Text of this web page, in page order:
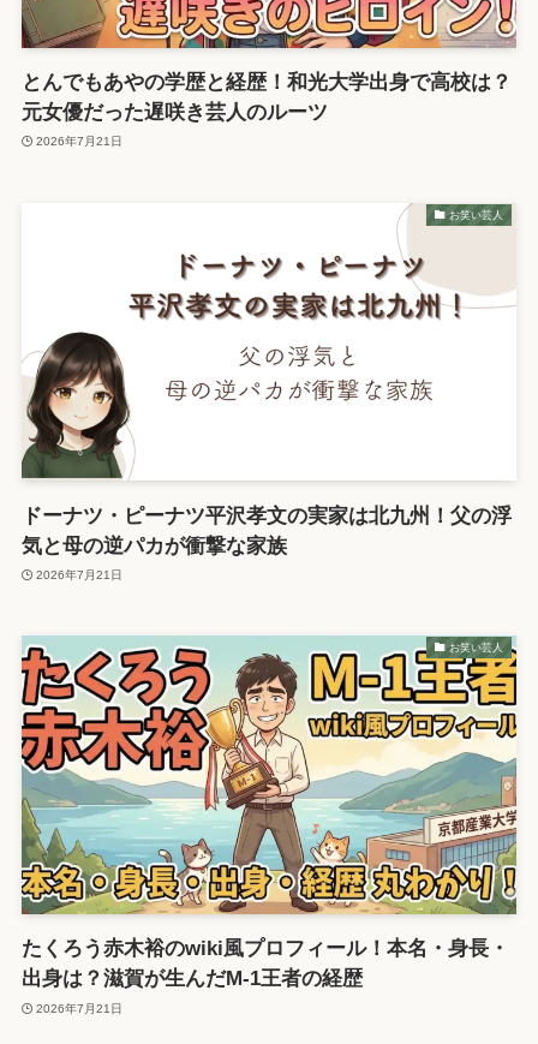
とんでもあやの学歴と経歴！和光大学出身で高校は？
元女優だった遅咲き芸人のルーツ
2026年7月21日
お笑い芸人
ドーナツ・ピーナツ平沢孝文の実家は北九州！父の浮
気と母の逆パカが衝撃な家族
2026年7月21日
お笑い芸人
たくろう赤木裕のwiki風プロフィール！本名・身長・
出身は？滋賀が生んだM-1王者の経歴
2026年7月21日